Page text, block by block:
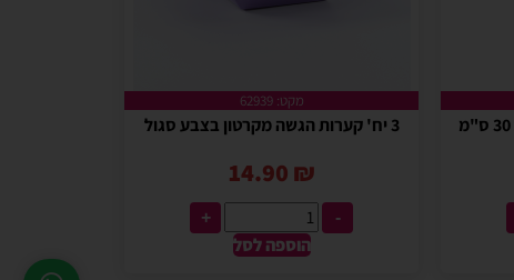
מקט: 62939
3 יח' קערות הגשה מקרטון בצבע סגול
14.90 ₪
-
+
הוספה לסל